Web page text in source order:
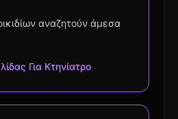
αναζητούν άμεσα
Για Κτηνίατρο